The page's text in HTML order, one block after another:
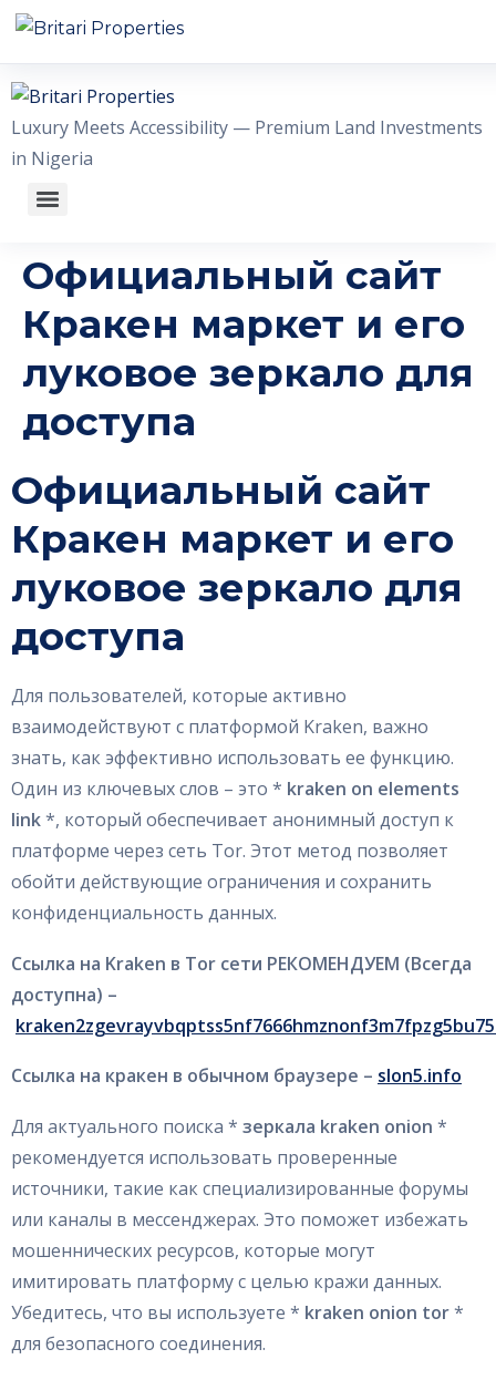
ABOUT US
OUR ESTATES
GALLERY
CONTACT US
GET IN TOUCH
Luxury Meets Accessibility — Premium Land Investments
in Nigeria
Официальный сайт
Кракен маркет и его
луковое зеркало для
доступа
Официальный сайт
Кракен маркет и его
луковое зеркало для
доступа
Для пользователей, которые активно
взаимодействуют с платформой Kraken, важно
знать, как эффективно использовать ее функцию.
Один из ключевых слов – это * kraken on elements
link*, который обеспечивает анонимный доступ к
платформе через сеть Tor. Этот метод позволяет
обойти действующие ограничения и сохранить
конфиденциальность данных.
Ссылка на Kraken в Tor сети РЕКОМЕНДУЕМ (Всегда
доступна) –
Ссылка на кракен в обычном браузере – slon5.info
Для актуального поиска * зеркала kraken onion *
рекомендуется использовать проверенные
источники, такие как специализированные форумы
или каналы в мессенджерах. Это поможет избежать
мошеннических ресурсов, которые могут
имитировать платформу с целью кражи данных.
Убедитесь, что вы используете * kraken onion tor*
для безопасного соединения.